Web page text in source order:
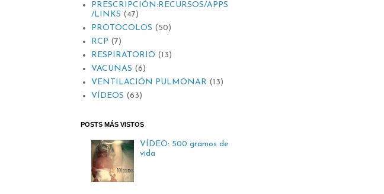
PRESCRIPCIÓN:RECURSOS/APPS
/LINKS (47)
PROTOCOLOS (50)
RCP (7)
RESPIRATORIO (13)
VACUNAS (6)
VENTILACIÓN PULMONAR (13)
VÍDEOS (63)
POSTS MÁS VISTOS
VÍDEO: 500 gramos de
vida